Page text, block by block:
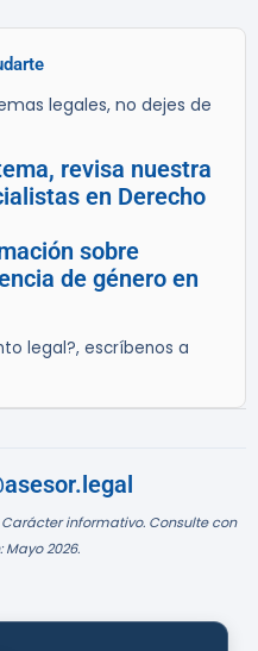
legales, no dejes de
revisa nuestra
en Derecho
sobre
de género en
legal?, escríbenos a
informativo. Consulte con
2026.